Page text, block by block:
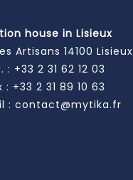
house in Lisieux
Artisans 14100 Lisieux
: +33 2 31 62 12 03
: +33 2 31 89 10 63
: contact@mytika.fr